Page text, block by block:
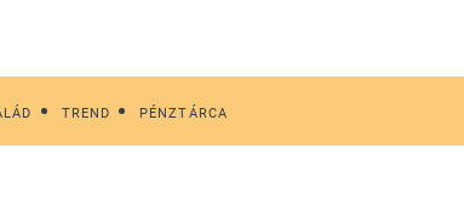
TREND PÉNZTÁRCA